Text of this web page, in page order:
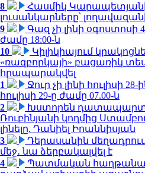
8
Հասմիկ
լուսանկարները՝
9
Գազ չի լինի օգոստոսի
ժամը 18:00-ն
10
Կիլիկիայում
«ռազբորկայի» բացառիկ
հրապարակվել
1
Ջուր չի լինի հուլիսի
հուլիսի 29-ը ժամը 07.00-ն
2
Խստորեն
Ռուբինյանի կողմից
լինելը. Դանիել Իոաննիսյան
3
Դերասանին
մեջ․ նա ձերբակալվել է
4
Պատմական